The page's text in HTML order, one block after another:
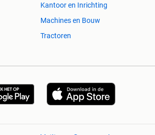
Kantoor en Inrichting
Machines en Bouw
Tractoren